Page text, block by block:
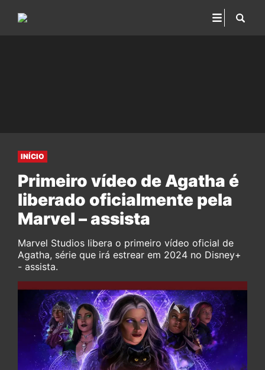
INÍCIO
Primeiro vídeo de Agatha é
liberado oficialmente pela
Marvel – assista
Marvel Studios libera o primeiro vídeo oficial de
Agatha, série que irá estrear em 2024 no Disney+
- assista.